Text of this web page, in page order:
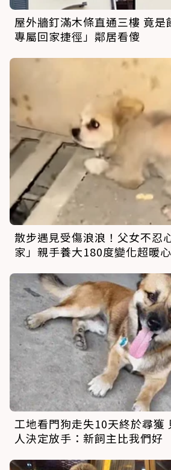
屋外牆釘滿木條直通三樓 竟是
專屬回家捷徑」鄰居看傻
散步遇見受傷浪浪！父女不忍
家」親手養大180度變化超暖心
工地看門狗走失10天終於尋獲
人決定放手：新飼主比我們好